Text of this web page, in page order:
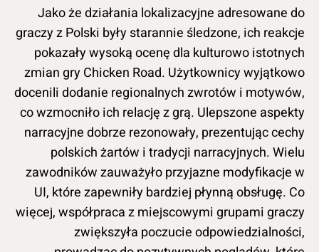
Jako że działania lokalizacyjne adresowane do
graczy z Polski były starannie śledzone, ich reakcje
pokazały wysoką ocenę dla kulturowo istotnych
zmian gry Chicken Road. Użytkownicy wyjątkowo
docenili dodanie regionalnych zwrotów i motywów,
co wzmocniło ich relację z grą. Ulepszone aspekty
narracyjne dobrze rezonowały, prezentując cechy
polskich żartów i tradycji narracyjnych. Wielu
zawodników zauważyło przyjazne modyfikacje w
UI, które zapewniły bardziej płynną obsługę. Co
więcej, współpraca z miejscowymi grupami graczy
zwiększyła poczucie odpowiedzialności,